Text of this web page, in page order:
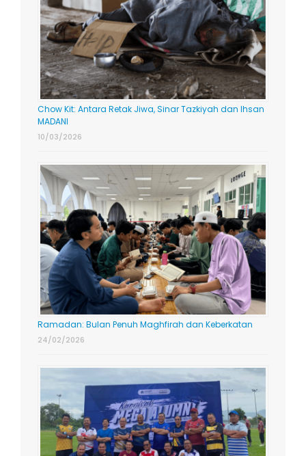
Chow Kit: Antara Retak Jiwa, Sinar Tazkiyah dan Ihsan
MADANI
10/03/2026
Ramadan: Bulan Penuh Maghfirah dan Keberkatan
24/02/2026